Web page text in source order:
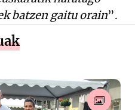
batzen gaitu orain”.